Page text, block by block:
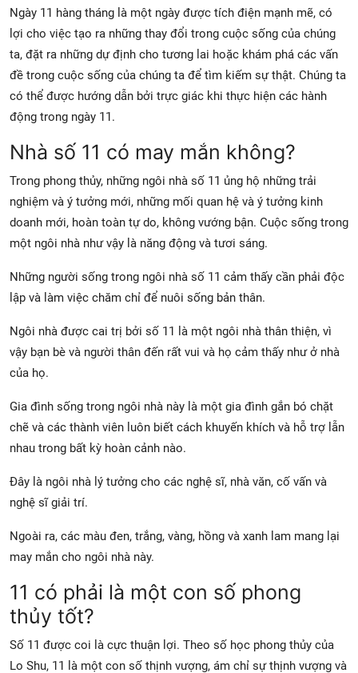
Ngày 11 hàng tháng là một ngày được tích điện mạnh mẽ, có
lợi cho việc tạo ra những thay đổi trong cuộc sống của chúng
ta, đặt ra những dự định cho tương lai hoặc khám phá các vấn
đề trong cuộc sống của chúng ta để tìm kiếm sự thật. Chúng ta
có thể được hướng dẫn bởi trực giác khi thực hiện các hành
động trong ngày 11.
Nhà số 11 có may mắn không?
Trong phong thủy, những ngôi nhà số 11 ủng hộ những trải
nghiệm và ý tưởng mới, những mối quan hệ và ý tưởng kinh
doanh mới, hoàn toàn tự do, không vướng bận. Cuộc sống trong
một ngôi nhà như vậy là năng động và tươi sáng.
Những người sống trong ngôi nhà số 11 cảm thấy cần phải độc
lập và làm việc chăm chỉ để nuôi sống bản thân.
Ngôi nhà được cai trị bởi số 11 là một ngôi nhà thân thiện, vì
vậy bạn bè và người thân đến rất vui và họ cảm thấy như ở nhà
của họ.
Gia đình sống trong ngôi nhà này là một gia đình gắn bó chặt
chẽ và các thành viên luôn biết cách khuyến khích và hỗ trợ lẫn
nhau trong bất kỳ hoàn cảnh nào.
Đây là ngôi nhà lý tưởng cho các nghệ sĩ, nhà văn, cố vấn và
nghệ sĩ giải trí.
Ngoài ra, các màu đen, trắng, vàng, hồng và xanh lam mang lại
may mắn cho ngôi nhà này.
11 có phải là một con số phong
thủy tốt?
Số 11 được coi là cực thuận lợi. Theo số học phong thủy của
Lo Shu, 11 là một con số thịnh vượng, ám chỉ sự thịnh vượng và